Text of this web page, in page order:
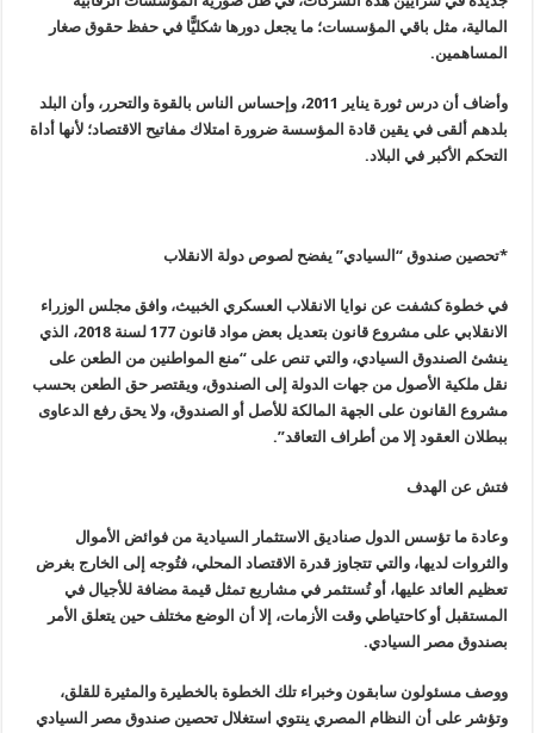
المالية، مثل باقي المؤسسات؛ ما يجعل دورها شكليًّا في حفظ حقوق صغار
المساهمين.
وأضاف أن درس ثورة يناير 2011، وإحساس الناس بالقوة والتحرر، وأن البلد
بلدهم ألقى في يقين قادة المؤسسة ضرورة امتلاك مفاتيح الاقتصاد؛ لأنها أداة
التحكم الأكبر في البلاد.
*تحصين صندوق “السيادي” يفضح لصوص دولة الانقلاب
في خطوة كشفت عن نوايا الانقلاب العسكري الخبيث، وافق مجلس الوزراء
الانقلابي على مشروع قانون بتعديل بعض مواد قانون 177 لسنة 2018، الذي
ينشئ الصندوق السيادي، والتي تنص على “منع المواطنين من الطعن على
نقل ملكية الأصول من جهات الدولة إلى الصندوق، ويقتصر حق الطعن بحسب
مشروع القانون على الجهة المالكة للأصل أو الصندوق، ولا يحق رفع الدعاوى
ببطلان العقود إلا من أطراف التعاقد”.
فتش عن الهدف
وعادة ما تؤسس الدول صناديق الاستثمار السيادية من فوائض الأموال
والثروات لديها، والتي تتجاوز قدرة الاقتصاد المحلي، فتُوجه إلى الخارج بغرض
تعظيم العائد عليها، أو تُستثمر في مشاريع تمثل قيمة مضافة للأجيال في
المستقبل أو كاحتياطي وقت الأزمات، إلا أن الوضع مختلف حين يتعلق الأمر
بصندوق مصر السيادي.
ووصف مسئولون سابقون وخبراء تلك الخطوة بالخطيرة والمثيرة للقلق،
وتؤشر على أن النظام المصري ينتوي استغلال تحصين صندوق مصر السيادي